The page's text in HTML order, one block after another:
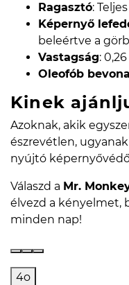
Ragasztó:
Képernyő
beleértve a
Vastagság:
Oleofób
Kinek
Azoknak, akik
észrevétlen,
nyújtó
Válaszd a Mr.
élvezd a kényelmet,
minden nap!
4o